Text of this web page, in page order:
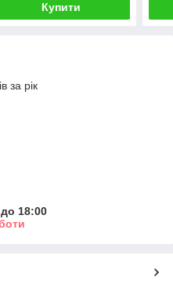
Купити
за рік
18:00